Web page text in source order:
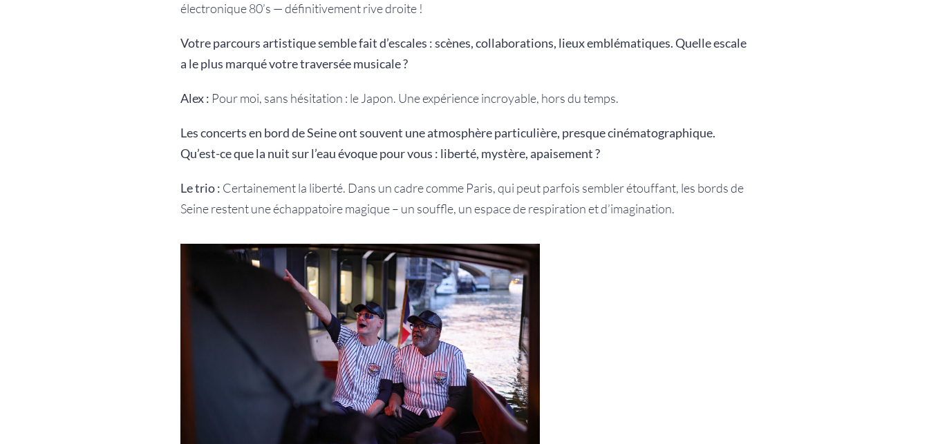
électronique 80’s — définitivement rive droite !
Votre parcours artistique semble fait d’escales : scènes, collaborations, lieux emblématiques.Quelle escale
a le plus marqué votre traversée musicale ?
Alex : Pour moi, sans hésitation : le Japon. Une expérience incroyable, hors du temps.
Les concerts en bord de Seine ont souvent une atmosphère particulière, presquecinématographique.
Qu’est-ce que la nuit sur l’eau évoque pour vous : liberté, mystère,apaisement ?
Le trio : Certainement la liberté. Dans un cadre comme Paris, qui peut parfois sembler étouffant, les bords de
Seine restent une échappatoire magique – un souffle, un espace de respiration et d’imagination.